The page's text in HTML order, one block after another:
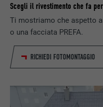
Scegli il rivestimento che fa
Ti mostriamo che aspetto
o una facciata PREFA.
RICHIEDI FOTOMONTAGGIO
SCOPO
Utilizzato
LinkedIn
NOME